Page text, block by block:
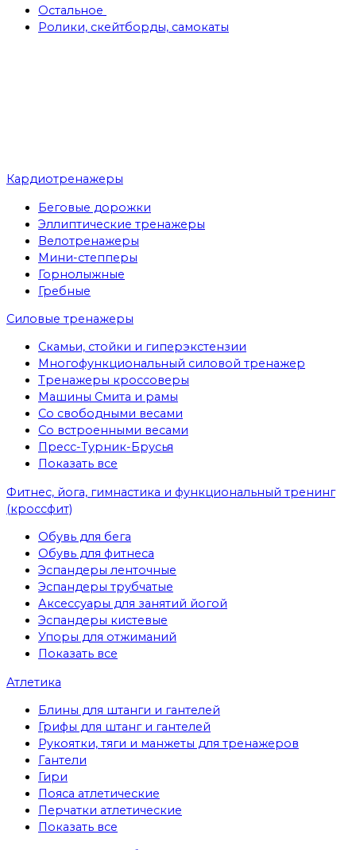
Остальное
Ролики, скейтборды, самокаты
Кардиотренажеры
Беговые дорожки
Эллиптические тренажеры
Велотренажеры
Мини-степперы
Горнолыжные
Гребные
Cиловые тренажеры
Скамьи, стойки и гиперэкстензии
Многофункциональный силовой тренажер
Тренажеры кроссоверы
Машины Смита и рамы
Со свободными весами
Со встроенными весами
Пресс-Турник-Брусья
Показать все
Фитнес, йога, гимнастика и функциональный тренинг
(кроссфит)
Обувь для бега
Обувь для фитнеса
Эспандеры ленточные
Эспандеры трубчатые
Аксессуары для занятий йогой
Эспандеры кистевые
Упоры для отжиманий
Показать все
Атлетика
Блины для штанги и гантелей
Грифы для штанг и гантелей
Рукоятки, тяги и манжеты для тренажеров
Гантели
Гири
Пояса атлетические
Перчатки атлетические
Показать все